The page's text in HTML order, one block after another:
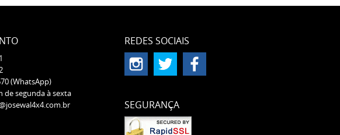
(WhatsApp)
de segunda à sexta
REDES SOCIAIS
SEGURANÇA